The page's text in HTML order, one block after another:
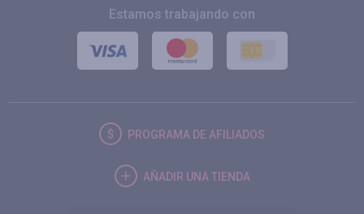
Estamos trabajando con
PROGRAMA DE AFILIADOS
AÑADIR UNA TIENDA